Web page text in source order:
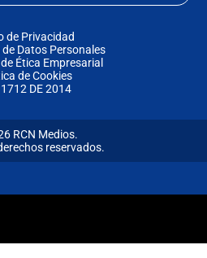
de Privacidad
Datos Personales
Ética Empresarial
de Cookies
1712 DE 2014
RCN Medios.
reservados.